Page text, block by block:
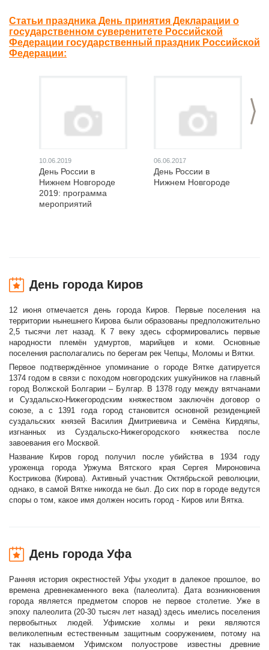
Статьи праздника День принятия Декларации о
государственном суверенитете Российской
Федерации государственный праздник Российской
Федерации:
>
10.06.2019
День России в
Нижнем Новгороде
2019: программа
мероприятий
06.06.2017
День России в
Нижнем Новгороде
День города Киров
12 июня отмечается день города Киров. Первые поселения на
территории нынешнего Кирова были образованы предположительно
2,5 тысячи лет назад. К 7 веку здесь сформировались первые
народности племён удмуртов, марийцев и коми. Основные
поселения располагались по берегам рек Чепцы, Моломы и Вятки.
Первое подтверждённое упоминание о городе Вятке датируется
1374 годом в связи с походом новгородских ушкуйников на главный
город Волжской Болгарии – Булгар. В 1378 году между вятчанами
и Суздальско-Нижегородским княжеством заключён договор о
союзе, а с 1391 года город становится основной резиденцией
суздальских князей Василия Дмитриевича и Семёна Кирдяпы,
изгнанных из Суздальско-Нижегородского княжества после
завоевания его Москвой.
Название Киров город получил после убийства в 1934 году
уроженца города Уржума Вятского края Сергея Мироновича
Кострикова (Кирова). Активный участник Октябрьской революции,
однако, в самой Вятке никогда не был. До сих пор в городе ведутся
споры о том, какое имя должен носить город - Киров или Вятка.
День города Уфа
Ранняя история окрестностей Уфы уходит в далекое прошлое, во
времена древнекаменного века (палеолита). Дата возникновения
города является предметом споров не первое столетие. Уже в
эпоху палеолита (20-30 тысяч лет назад) здесь имелись поселения
первобытных людей. Уфимские холмы и реки являются
великолепным естественным защитным сооружением, потому на
так называемом Уфимском полуострове известны древние